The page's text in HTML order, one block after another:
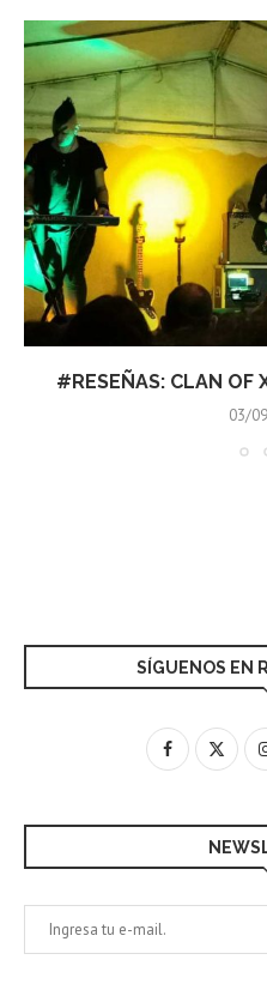
#RESEÑAS: CLAN OF
03/
SÍGUENOS EN